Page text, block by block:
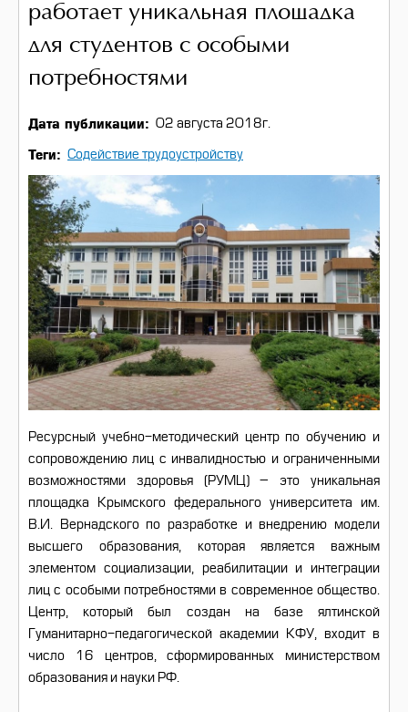
работает уникальная площадка
для студентов с особыми
потребностями
Дата публикации 02 августа 2018г.
Теги Содействие трудоустройству
Ресурсный учебно-методический центр по обучению и
сопровождению лиц с инвалидностью и ограниченными
возможностями здоровья (РУМЦ) – это уникальная
площадка Крымского федерального университета им.
В.И. Вернадского по разработке и внедрению модели
высшего образования, которая является важным
элементом социализации, реабилитации и интеграции
лиц с особыми потребностями в современное общество.
Центр, который был создан на базе ялтинской
Гуманитарно-педагогической академии КФУ, входит в
число 16 центров, сформированных министерством
образования и науки РФ.